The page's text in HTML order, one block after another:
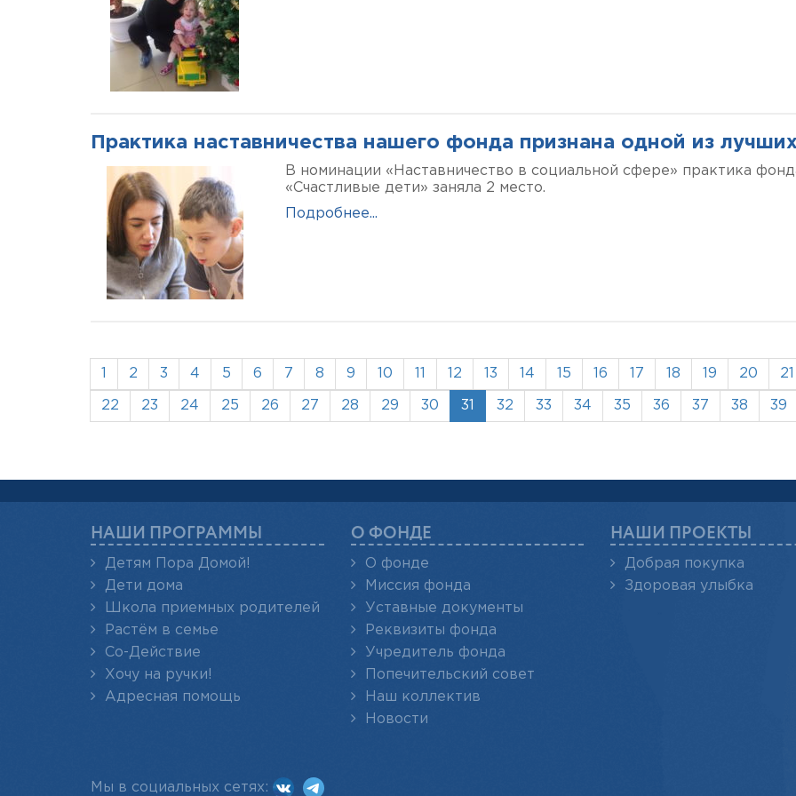
Практика наставничества нашего фонда признана одной из
В номинации «Наставничество в социальной сфере» практика
«Счастливые дети» заняла 2 место.
Подробнее...
2 3 4 5 6 7 8 9 10 12 13 14 15 16 17 18 19 20 21
22 23 24 25 26 27 28 29 30 31 32 33 34 35 36 37 38 39
НАШИ ПРОГРАММЫ
Детям Пора Домой!
Дети дома
Школа приемных родителей
Растём в семье
Со-Действие
Хочу на ручки!
Адресная помощь
О ФОНДЕ
О фонде
Миссия фонда
Уставные документы
Реквизиты фонда
Учредитель фонда
Попечительский совет
Наш коллектив
Новости
НАШИ ПРОЕКТЫ
Добрая покупка
Здоровая улыбка
Мы в социальных сетях: